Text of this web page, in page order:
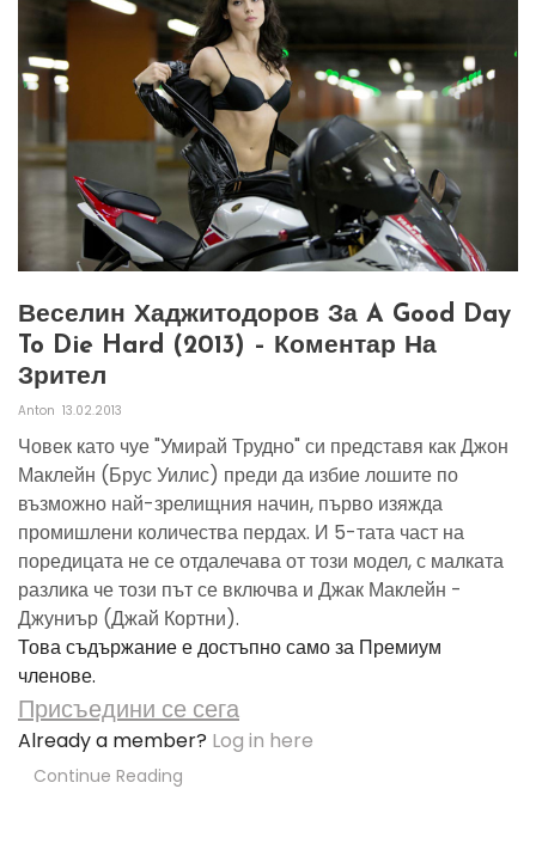
Веселин Хаджитодоров За A Good Day
To Die Hard (2013) – Коментар На
Зрител
Anton 13.02.2013
Човек като чуе "Умирай Трудно" си представя как Джон
Маклейн (Брус Уилис) преди да избие лошите по
възможно най-зрелищния начин, първо изяжда
промишлени количества пердах. И 5-тата част на
поредицата не се отдалечава от този модел, с малката
разлика че този път се включва и Джак Маклейн -
Джуниър (Джай Кортни).
Това съдържание е достъпно само за Премиум
членове.
Присъедини се сега
Already a member? Log in here
Continue Reading